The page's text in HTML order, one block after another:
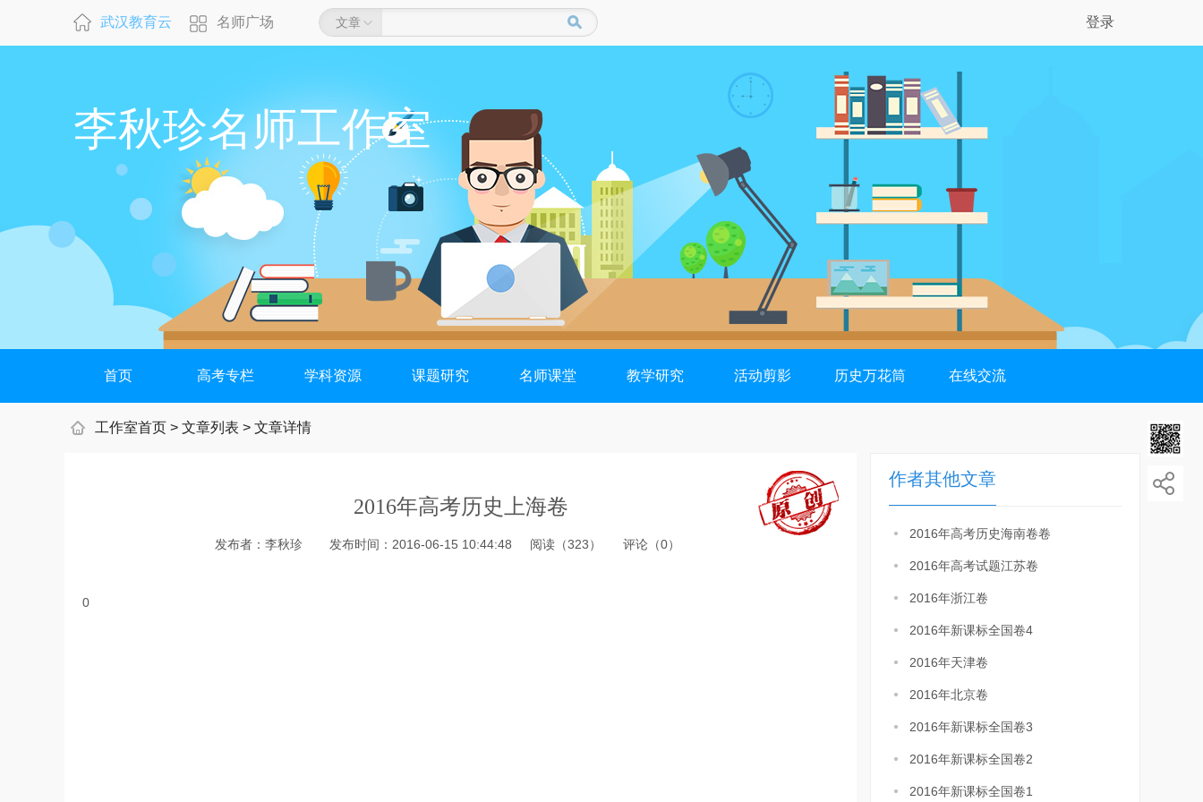
武汉教育云 名师广场 文章 登录
李秋珍名师工作室
首页 高考专栏 学科资源 课题研究 名师课堂 教学研究 活动剪影 历史万花筒 在线交流
工作室首页 > 文章列表 > 文章详情
作者其他文章
2016年高考历史海南卷卷
2016年高考试题江苏卷
2016年浙江卷
2016年新课标全国卷4
2016年天津卷
2016年北京卷
2016年新课标全国卷3
2016年新课标全国卷2
2016年新课标全国卷1
2016年高考历史上海卷
发布者： 李秋珍 发布时间： 2016-06-15 10:44:48 阅读（323） 评论（0）
0